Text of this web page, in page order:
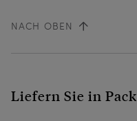
NACH OBEN
Liefern Sie in